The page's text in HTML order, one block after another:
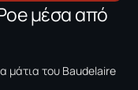
μέσα από
μάτια του Baudelaire